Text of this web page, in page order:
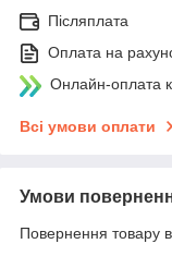
Післяплата
Оплата на
Онлайн-оплата
Всі умови оплати
Умови
Повернення товару